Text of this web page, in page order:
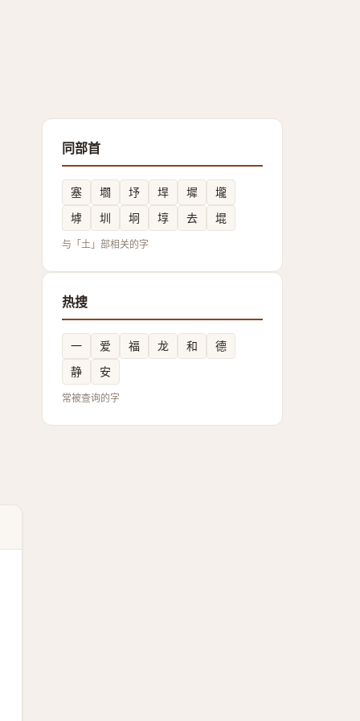
同部首
塞 壛 㘧 垾 墀
壠
㙤
圳 坰 埻 去 堒
与「土」部相关的字
热搜
一 爱 福 龙 和
德
静
安
常被查询的字